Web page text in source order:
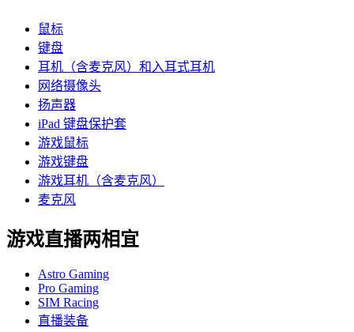
鼠标
键盘
耳机（含麦克风）和入耳式耳机
网络摄像头
扬声器
iPad 键盘保护套
游戏鼠标
游戏键盘
游戏耳机（含麦克风）
麦克风
游戏直播两相宜
Astro Gaming
Pro Gaming
SIM Racing
直播装备